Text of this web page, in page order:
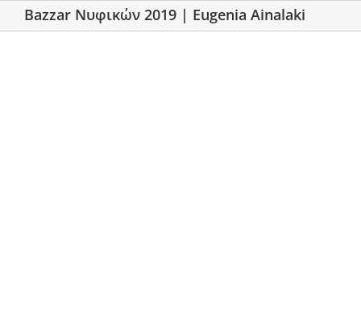
Bazzar Νυφικών 2019 | Eugenia Ainalaki